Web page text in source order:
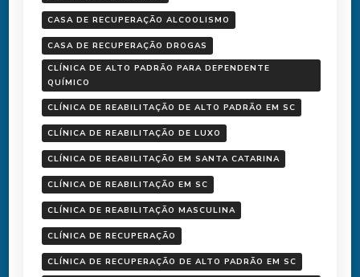
CASA DE RECUPERAÇÃO ALCOOLISMO
CASA DE RECUPERAÇÃO DROGAS
CLÍNICA DE ALTO PADRÃO PARA DEPENDENTE
QUÍMICO
CLÍNICA DE REABILITAÇÃO DE ALTO PADRÃO EM SC
CLÍNICA DE REABILITAÇÃO DE LUXO
CLÍNICA DE REABILITAÇÃO EM SANTA CATARINA
CLÍNICA DE REABILITAÇÃO EM SC
CLÍNICA DE REABILITAÇÃO MASCULINA
CLÍNICA DE RECUPERAÇÃO
CLÍNICA DE RECUPERAÇÃO DE ALTO PADRÃO EM SC